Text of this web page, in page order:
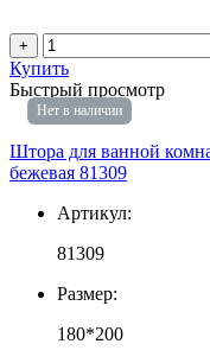
+
Купить
Нет в наличии
Быстрый просмотр
Штора для ванной
бежевая 81309
Артикул:
81309
Размер:
180*200